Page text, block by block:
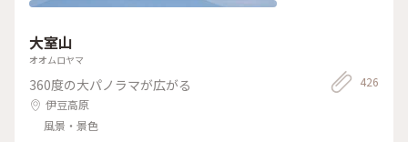
大室山
オオムロヤマ
360度の大パノラマが広がる
伊豆高原
風景・景色
426